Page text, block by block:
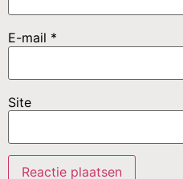
E-mail *
Site